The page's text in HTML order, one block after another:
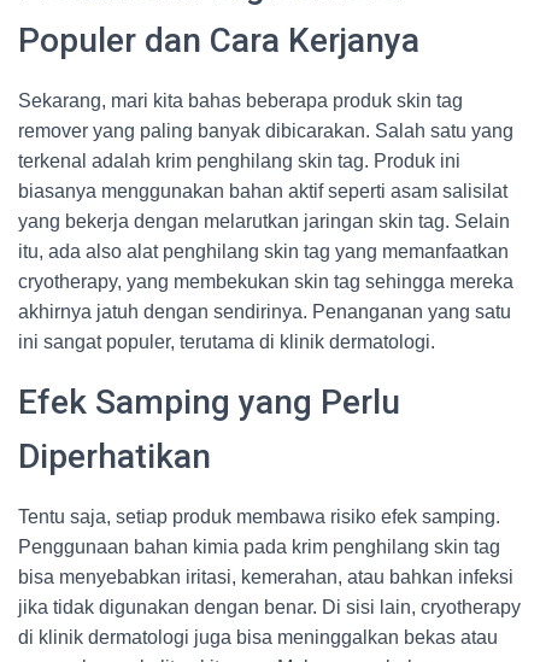
Populer dan Cara Kerjanya
Sekarang, mari kita bahas beberapa produk skin tag
remover yang paling banyak dibicarakan. Salah satu yang
terkenal adalah krim penghilang skin tag. Produk ini
biasanya menggunakan bahan aktif seperti asam salisilat
yang bekerja dengan melarutkan jaringan skin tag. Selain
itu, ada also alat penghilang skin tag yang memanfaatkan
cryotherapy, yang membekukan skin tag sehingga mereka
akhirnya jatuh dengan sendirinya. Penanganan yang satu
ini sangat populer, terutama di klinik dermatologi.
Efek Samping yang Perlu
Diperhatikan
Tentu saja, setiap produk membawa risiko efek samping.
Penggunaan bahan kimia pada krim penghilang skin tag
bisa menyebabkan iritasi, kemerahan, atau bahkan infeksi
jika tidak digunakan dengan benar. Di sisi lain, cryotherapy
di klinik dermatologi juga bisa meninggalkan bekas atau